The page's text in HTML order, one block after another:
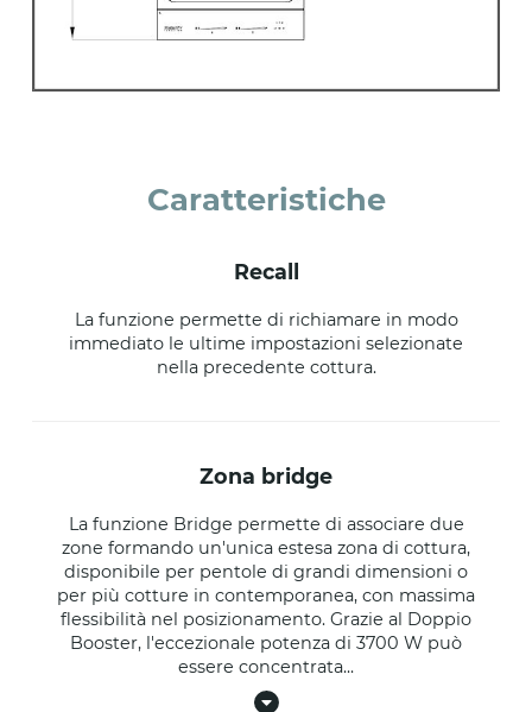
Caratteristiche
recall
La funzione permette di richiamare in modo
immediato le ultime impostazioni selezionate
nella precedente cottura.
zona bridge
La funzione Bridge permette di associare due
zone formando un'unica estesa zona di cottura,
disponibile per pentole di grandi dimensioni o
per più cotture in contemporanea, con massima
flessibilità nel posizionamento. Grazie al Doppio
Booster, l'eccezionale potenza di 3700 W può
essere concentrata...